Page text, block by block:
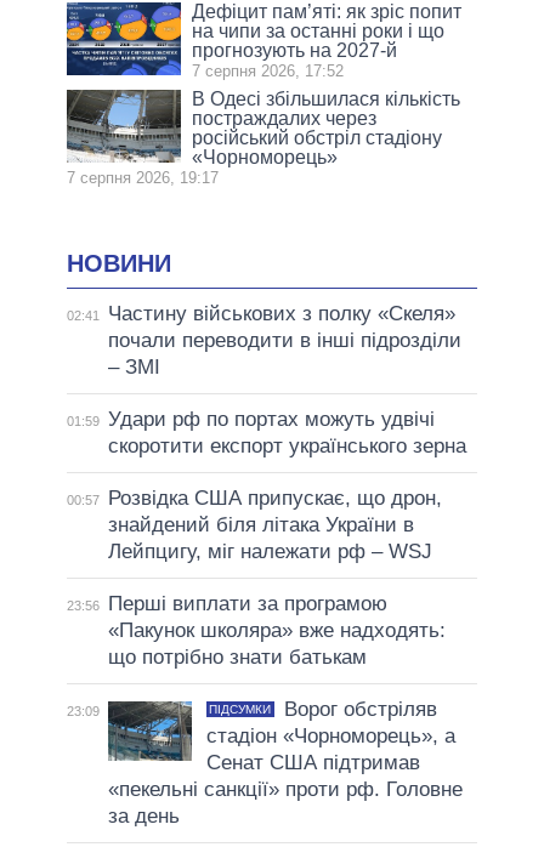
Дефіцит пам’яті: як зріс попит
на чипи за останні роки і що
прогнозують на 2027-й
7 серпня 2026, 17:52
В Одесі збільшилася кількість
постраждалих через
російський обстріл стадіону
«Чорноморець»
7 серпня 2026, 19:17
НОВИНИ
02:41
Частину військових з полку «Скеля»
почали переводити в інші підрозділи
– ЗМІ
01:59 Удари рф по портах можуть удвічі
скоротити експорт українського зерна
00:57
Розвідка США припускає, що дрон,
знайдений біля літака України в
Лейпцигу, міг належати рф – WSJ
23:56
Перші виплати за програмою
«Пакунок школяра» вже надходять:
що потрібно знати батькам
23:09 ПІДСУМКИ
Ворог обстріляв
стадіон «Чорноморець», а
Сенат США підтримав
«пекельні санкції» проти рф. Головне
за день